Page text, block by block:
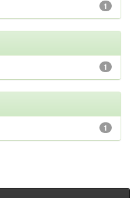
1
1
1